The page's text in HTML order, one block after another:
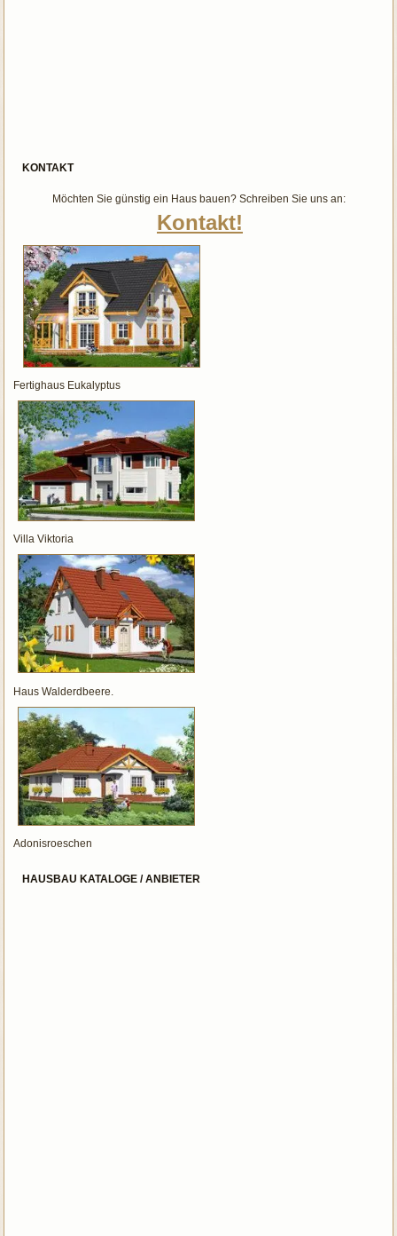
KONTAKT
Möchten Sie günstig ein Haus bauen? Schreiben Sie uns an:
Kontakt!
Fertighaus Eukalyptus
Villa Viktoria
Haus Walderdbeere.
Adonisroeschen
HAUSBAU KATALOGE / ANBIETER